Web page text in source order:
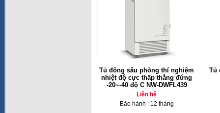
Tủ đông sâu phòng thí nghiệm
nhiệt độ cực thấp thẳng đứng
-20~-40 độ C NW-DWFL439
Liên hệ
Bảo hành : 12 tháng
Tủ